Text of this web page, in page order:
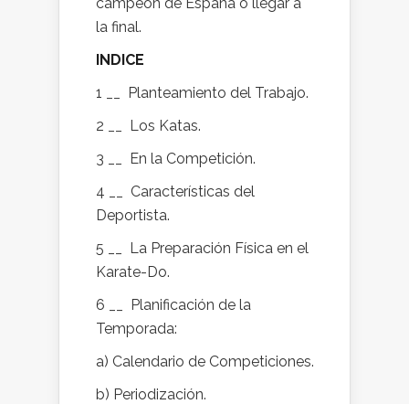
la final.
INDICE
1 __ Planteamiento del Trabajo.
2 __ Los Katas.
3 __ En la Competición.
4 __ Características del
Deportista.
5 __ La Preparación Física en el
Karate-Do.
6 __ Planificación de la
Temporada:
a) Calendario de Competiciones.
b) Periodización.